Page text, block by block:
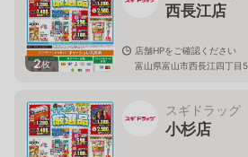
2枚
西長江店
店舗HPをご確認ください
富山県富山市西長江四丁目
スギドラッグ
小杉店